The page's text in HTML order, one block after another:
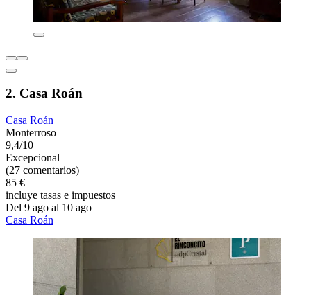
2. Casa Roán
Casa Roán
Monterroso
9,4/10
Excepcional
(27 comentarios)
85 €
incluye tasas e impuestos
Del 9 ago al 10 ago
Casa Roán